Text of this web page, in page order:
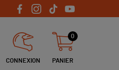
CONNEXION PANIER
0